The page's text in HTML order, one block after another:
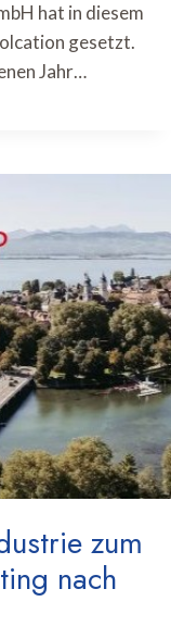
hat in diesem
gesetzt.
Jahr…
zum
nach